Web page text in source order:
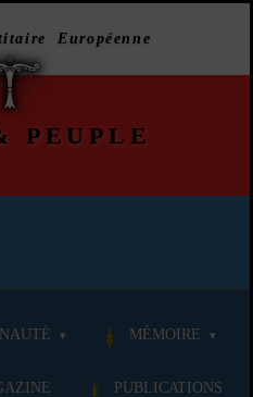
Européenne
PEUPLE
MÉMOIRE
PUBLICATIONS